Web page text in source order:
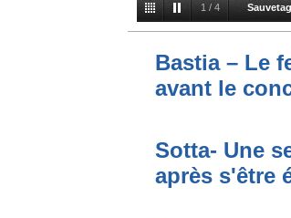
1 / 4
Bastia – Le
avant le
Sotta- Une
après s'être